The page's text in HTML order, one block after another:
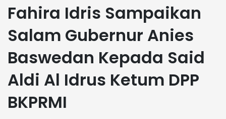
Fahira Idris Sampaikan
Salam Gubernur Anies
Baswedan Kepada Said
Aldi Al Idrus Ketum DPP
BKPRMI